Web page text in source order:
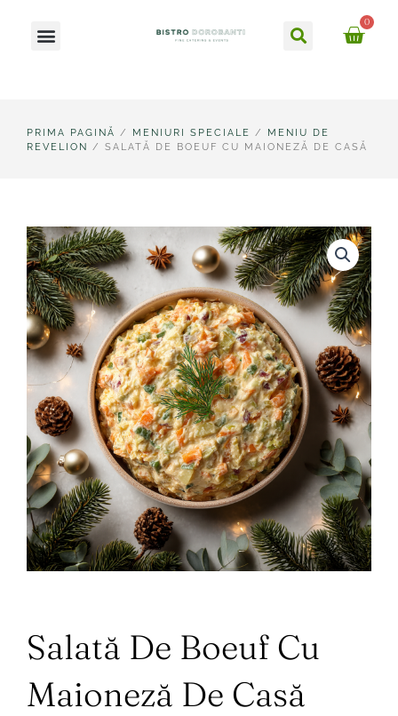
content
Meniu Caută
0
PRIMA PAGINĂ / MENIURI SPECIALE / MENIU DE
REVELION / SALATĂ DE BOEUF CU MAIONEZĂ DE CASĂ
Salată De Boeuf Cu
Maioneză De Casă